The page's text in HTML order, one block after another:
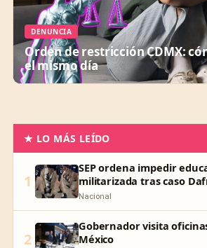
DENUNCIA
Orden de restricción CDMX:
el mismo día
★ LO MÁS LEÍDO
1
SEP ordena impedir
militarizada tras caso
Nacional
2
Gobernador visita
México